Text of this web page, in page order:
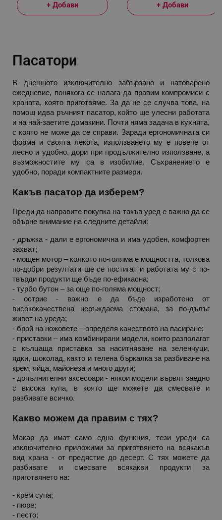
+ Добави + Добави
Пасатори
В днешното изключително забързано и натоварено
ежедневие, понякога се налага да правим компромиси с
храната, която приготвяме. За да не се случва това, на
помощ идва ръчният пасатор, който ще улесни работата
и на най-заетите домакини. Почти няма задача в кухнята,
с която не може да се справи. Заради ергономичната си
форма и своята лекота, използването му е повече от
лесно и удобно, дори при продължително използване, а
възможностите му са в изобилие. Съхранението е
удобно, поради компактните размери.
Какъв пасатор да изберем?
Преди да направите покупка на такъв уред е важно да се
обърне внимание на следните детайли:
- дръжка - дали е ергономична и има удобен, комфортен
захват;
- мощен мотор – колкото по-голяма е мощността, толкова
по-добри резултати ще се постигат и работата му с по-
твърди продукти ще бъде по-ефикасна;
- турбо бутон – за още по-голяма мощност;
- острие - важно е да бъде изработено от
висококачествена неръждаема стомана, за по-дълъг
живот на уреда;
- брой на ножовете – определя качеството на пасиране;
- приставки – има комбинирани модели, които разполагат
с кълцаща приставка за наситняване на зеленчуци,
ядки, шоколад, както и телена бъркалка за разбиване на
крем, яйца, майонеза и много други;
- допълнителни аксесоари - някои модели вървят заедно
с висока купа, в която ще можете да смесвате и
разбивате всичко.
Какво можем да правим с тях?
Макар да имат само една функция, тези уреди са
изключително приложими за приготвянето на всякакъв
вид храна - от предястие до десерт. С тях можете да
разбивате и смесвате всякакви продукти за
приготвянето на:
- крем супа;
- пюре;
- песто;
rlv_h_fbp
.alleop.bg
rlv_p
rlv_s
.alleop.bg
rlv_iv
.alleop.bg
rlv_e_pt
.alleop.bg
rlv_e
.alleop.bg
rlv_h_profile
.alleop.bg
rlv_h_cart
.alleop.bg
rlv_h_wish
rlv_hashes
.alleop.bg
rlv_rid
.alleop.bg
rlv_rpid
.alleop.bg
rlv_rpos
.alleop.bg
rlv_bid
rlv_odid
.alleop.bg
_twoAttr
__cf_bm
Cloudflare Inc.
.pazaruvaj.com
LaVisitorId_YWxsZW9wLmxhZGVzay5jb20v
www.alleop.bg